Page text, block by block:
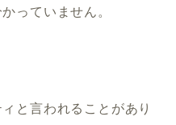
っていません。
と言われることがあり